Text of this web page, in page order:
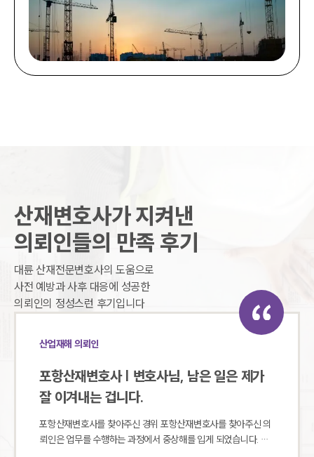
산재변호사가 지켜낸
의뢰인들의 만족 후기
대륜 산재전문변호사의 도움으로
사전 예방과 사후 대응에 성공한
의뢰인의 정성스런 후기입니다
산업재해 의뢰인
포항산재변호사 | 변호사님, 남은 일은 제가
잘 이겨내는 겁니다.
포항산재변호사를 찾아주신 경위 포항산재변호사를 찾아주신 의
뢰인은 업무를 수행하는 과정에서 중상해를 입게 되었습니다. 의